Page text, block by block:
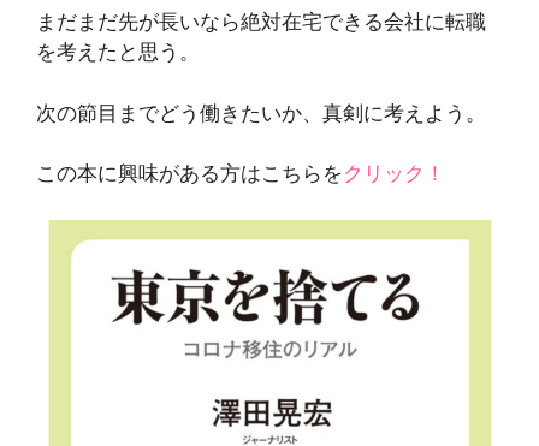
まだまだ先が長いなら絶対在宅できる会社に転職
を考えたと思う。
次の節目までどう働きたいか、真剣に考えよう。
この本に興味がある方はこちらをクリック！